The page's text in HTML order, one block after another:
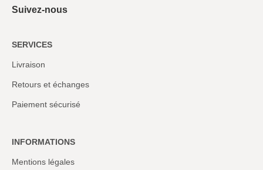
Suivez-nous
SERVICES
Livraison
Retours et échanges
Paiement sécurisé
INFORMATIONS
Mentions légales